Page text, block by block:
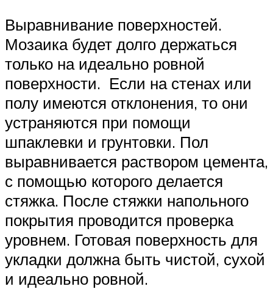
Выравнивание поверхностей.
Мозаика будет долго держаться
только на идеально ровной
поверхности. Если на стенах или
полу имеются отклонения, то они
устраняются при помощи
шпаклевки и грунтовки. Пол
выравнивается раствором цемента,
с помощью которого делается
стяжка. После стяжки напольного
покрытия проводится проверка
уровнем. Готовая поверхность для
укладки должна быть чистой, сухой
и идеально ровной.